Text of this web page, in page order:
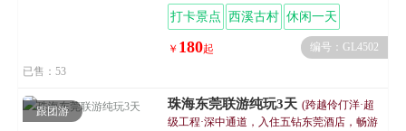
打卡景点 西溪古村 休闲一天
￥ 180起
编号：GL4502
已售：53
跟团游 珠海东莞联游纯玩3天 (跨越伶仃洋·超
级工程·深中通道，入住五钻东莞酒店，畅游